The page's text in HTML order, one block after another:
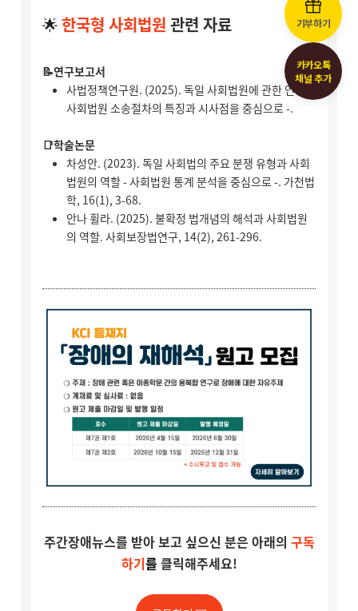
기부하기
카카오톡
채널 추가